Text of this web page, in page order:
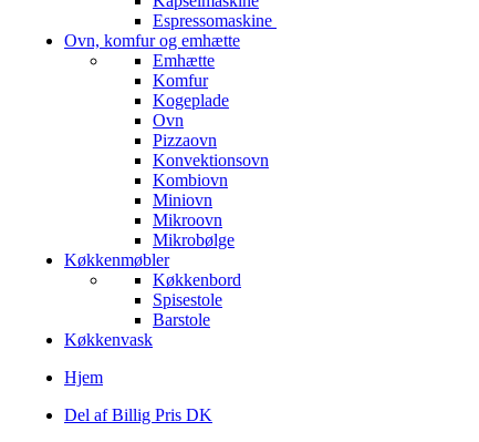
Espressomaskine
Ovn, komfur og emhætte
Emhætte
Komfur
Kogeplade
Ovn
Pizzaovn
Konvektionsovn
Kombiovn
Miniovn
Mikroovn
Mikrobølge
Køkkenmøbler
Køkkenbord
Spisestole
Barstole
Køkkenvask
Hjem
Del af Billig Pris DK